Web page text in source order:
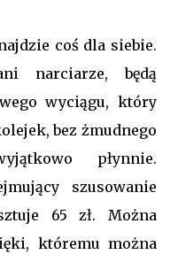
coś dla siebie.
narciarze, będą
wyciągu, który
bez żmudnego
płynnie.
szusowanie
65 zł. Można
któremu można